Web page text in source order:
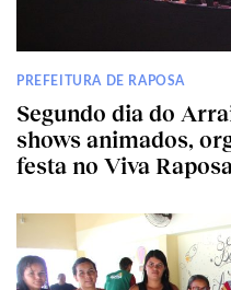
PREFEITURA DE RAPOSA
Segundo dia do
shows animados,
festa no Viva